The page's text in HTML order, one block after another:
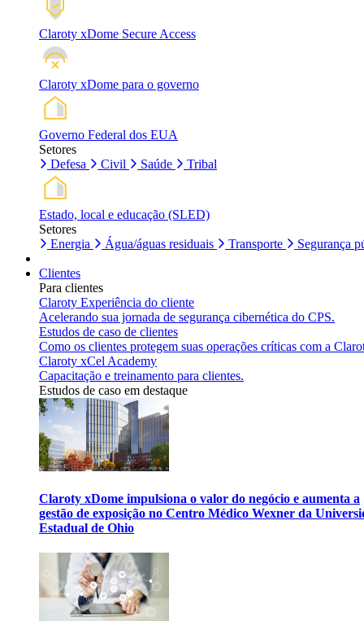
Claroty xDome Secure Access
Claroty xDome para o governo
Governo Federal dos EUA
Setores
Defesa
Civil Saúde Tribal
Estado, local e educação (SLED)
Setores
Energia
Água/águas residuais Transporte Segurança
Clientes
Para clientes
Claroty Experiência do cliente
Acelerando sua jornada de segurança cibernética do CPS.
Estudos de caso de clientes
Como os clientes protegem suas operações críticas com a
Claroty xCel Academy
Capacitação e treinamento para clientes.
Estudos de caso em destaque
Claroty xDome impulsiona o valor do negócio e aumenta a
gestão de exposição no Centro Médico Wexner da
Estadual de Ohio